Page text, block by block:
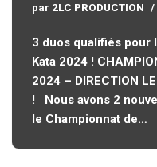
par 2LC PRODUCTION
3 duos qualifiés pour
Kata 2024 !
2024 – DIRECTION
! Nous avons 2
le Championnat de…